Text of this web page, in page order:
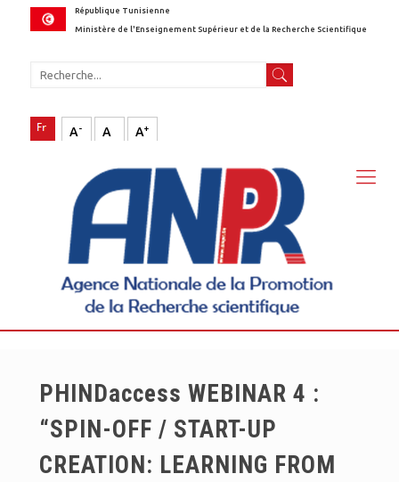
République Tunisienne
Ministère de l'Enseignement Supérieur et de la Recherche Scientifique
A- A A+
PHINDaccess WEBINAR 4 :
“SPIN-OFF / START-UP
CREATION: LEARNING FROM